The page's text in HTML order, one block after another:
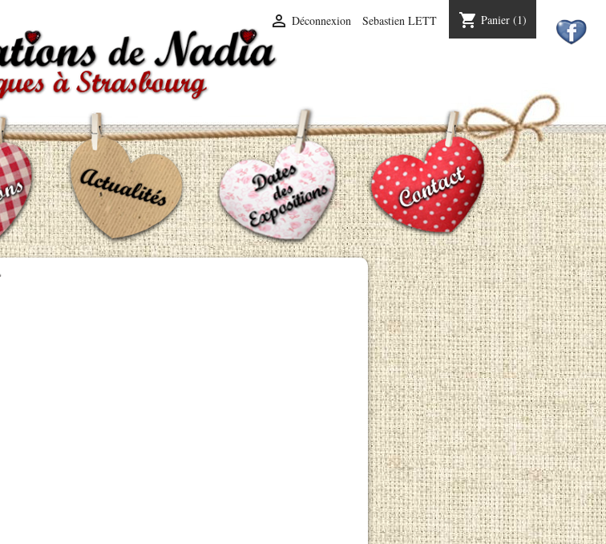
 Déconnexion Sebastien LETT shopping_cart Panier (1)